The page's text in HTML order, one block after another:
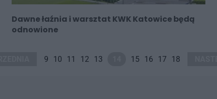
Dawne łaźnia i warsztat KWK Katowice będą
odnowione
9 10 11 12 13 15 16 17 18